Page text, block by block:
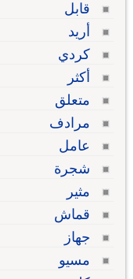
قابل
أريد
كردي
أكثر
متعلق
مرادف
عامل
شجرة
مثير
قماش
جهاز
مسيو